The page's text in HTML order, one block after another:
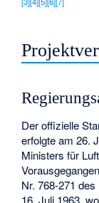
Der offizielle
erfolgte am 26.
Ministers für
Nr. 768-271 des
16. Juli 1963,